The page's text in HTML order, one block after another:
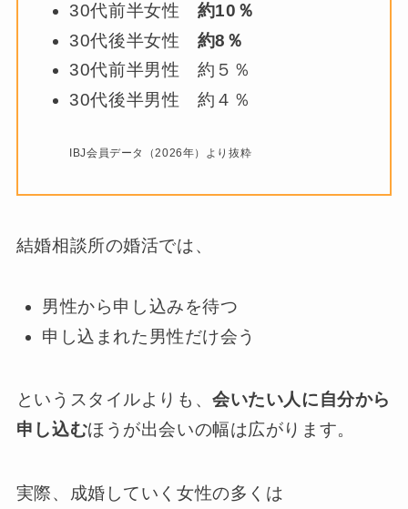
30代前半女性 約10％
30代後半女性 約8％
30代前半男性 約５％
30代後半男性 約４％
IBJ会員データ（2026年）より抜粋
結婚相談所の婚活では、
男性から申し込みを待つ
申し込まれた男性だけ会う
というスタイルよりも、会いたい人に自分から
申し込むほうが出会いの幅は広がります。
実際、成婚していく女性の多くは